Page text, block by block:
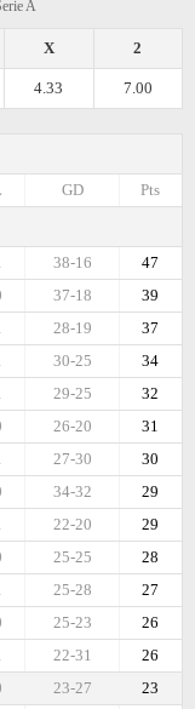
A
2
X
7.00
4.33
Pts
GD
47
38-16
39
37-18
37
28-19
34
30-25
32
29-25
31
26-20
30
27-30
29
34-32
29
22-20
28
25-25
27
25-28
26
25-23
26
22-31
23
23-27